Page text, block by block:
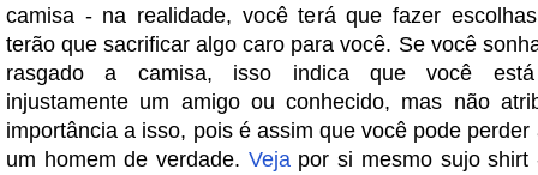
camisa - na realidade, você terá que fazer
terão que sacrificar algo caro para você. Se você
rasgado a camisa, isso indica que você está
injustamente um amigo ou conhecido, mas não
importância a isso, pois é assim que você pode perder
um homem de verdade. Vejapor si mesmo sujo shirt